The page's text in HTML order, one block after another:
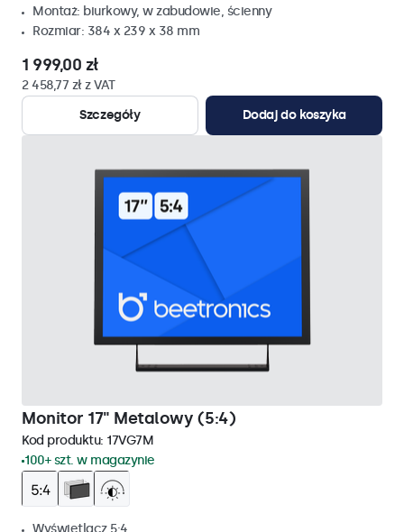
Montaż: biurkowy, w zabudowie, ścienny
Rozmiar: 384 x 239 x 38 mm
1 999,00 zł
2 458,77 zł z VAT
Szczegóły
Dodaj do koszyka
Monitor 17" Metalowy (5:4)
Kod produktu: 17VG7M
100+ szt. w magazynie
Wyświetlacz 5:4